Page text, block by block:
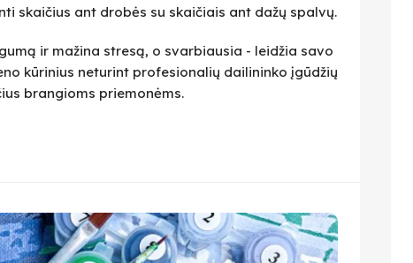
skaičius ant drobės su skaičiais ant dažų spalvų.
ir mažina stresą, o svarbiausia - leidžia savo
kūrinius neturint profesionalių dailininko įgūdžių
brangioms priemonėms.